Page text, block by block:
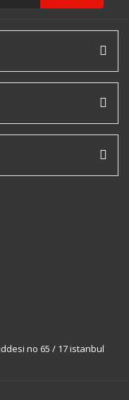
no 65 / 17 istanbul